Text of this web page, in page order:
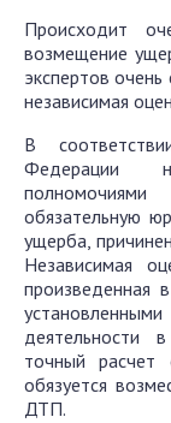
Происходит
возмещение
экспертов
независимая
В
Федерации
обязательную
ущерба,
Независимая
произведенная
деятельности
точный расчет
обязуется
ДТП.